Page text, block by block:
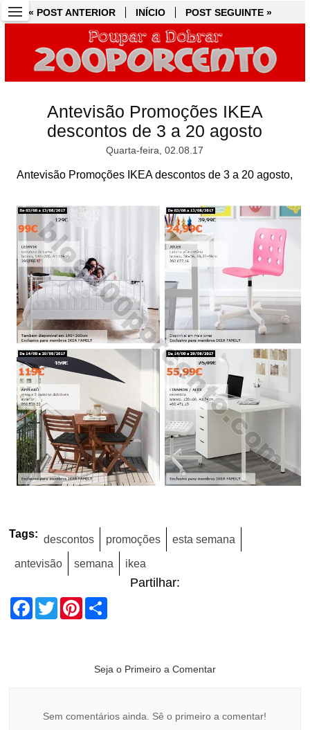
« POST ANTERIOR INÍCIO POST SEGUINTE »
Antevisão Promoções IKEA
descontos de 3 a 20 agosto
Quarta-feira, 02.08.17
Antevisão Promoções IKEA descontos de 3 a 20 agosto,
Tags: descontos promoções esta semana
antevisão semana ikea
Partilhar:
Facebook
TwitterPinterest
Seja o Primeiro a Comentar
Sem comentários ainda. Sê o primeiro a comentar!
« POST ANTERIOR INÍCIO POST SEGUINTE »